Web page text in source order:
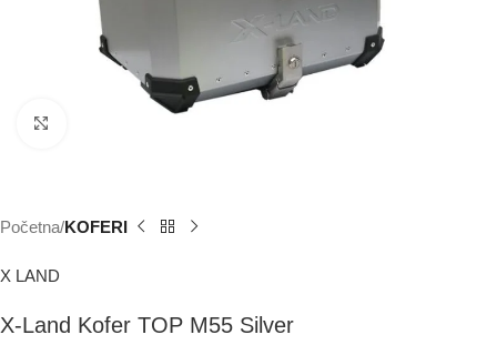
Početna KOFERI
X LAND
X-Land Kofer TOP M55 Silver